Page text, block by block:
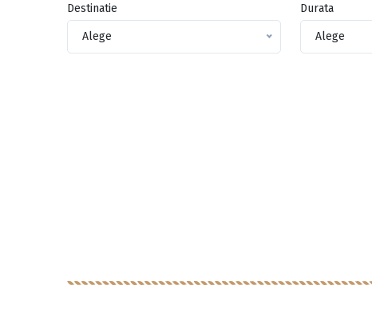
Destinatie
Alege
Durata
Alege